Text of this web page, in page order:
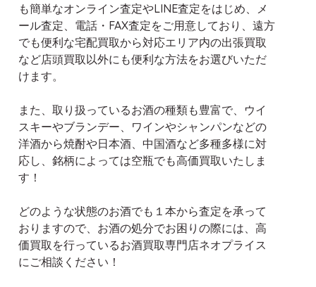
も簡単なオンライン査定やLINE査定をはじめ、メ
ール査定、電話・FAX査定をご用意しており、遠方
でも便利な宅配買取から対応エリア内の出張買取
など店頭買取以外にも便利な方法をお選びいただ
けます。
また、取り扱っているお酒の種類も豊富で、ウイ
スキーやブランデー、ワインやシャンパンなどの
洋酒から焼酎や日本酒、中国酒など多種多様に対
応し、銘柄によっては空瓶でも高価買取いたしま
す！
どのような状態のお酒でも１本から査定を承って
おりますので、お酒の処分でお困りの際には、高
価買取を行っているお酒買取専門店ネオプライス
にご相談ください！